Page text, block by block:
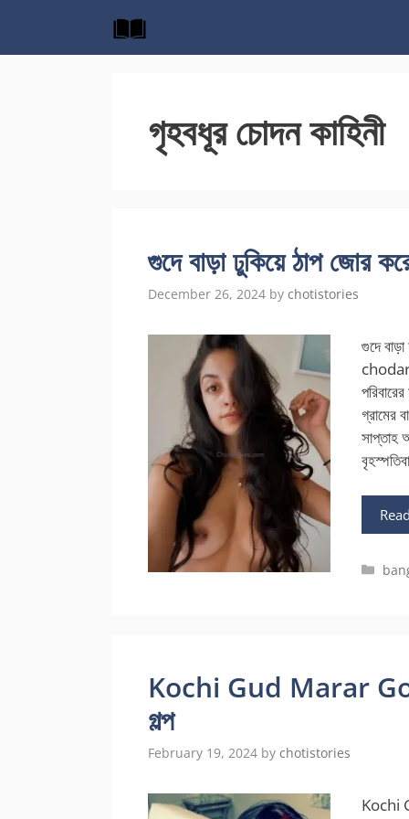
content
গৃহবধূর চোদন কাহিনী
গুদে বাড়া ঢুকিয়ে ঠাপ জোর
December 26, 2024 by chotistories
গুদে
গ্রামের
সাপ্তাহ
Kochi Gud Marar
গল্প
February 19, 2024 by chotistories
Kochi